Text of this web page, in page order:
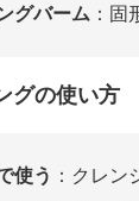
グバーム ：
グの使い方
使う ：クレ